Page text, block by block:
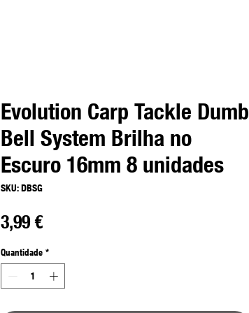
Evolution Carp Tackle Dumb
Bell System Brilha no
Escuro 16mm 8 unidades
SKU: DBSG
3,99 €Preço
Quantidade *